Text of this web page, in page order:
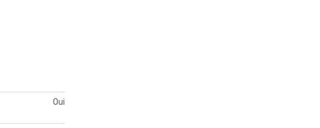
Oui